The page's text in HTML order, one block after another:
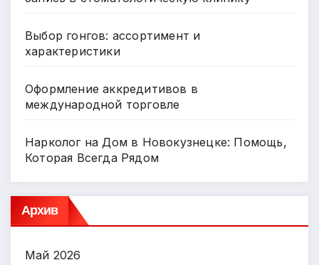
Выбор гонгов: ассортимент и
характеристики
Оформление аккредитивов в
международной торговле
Нарколог на Дом в Новокузнецке: Помощь,
Которая Всегда Рядом
Архив
Май 2026